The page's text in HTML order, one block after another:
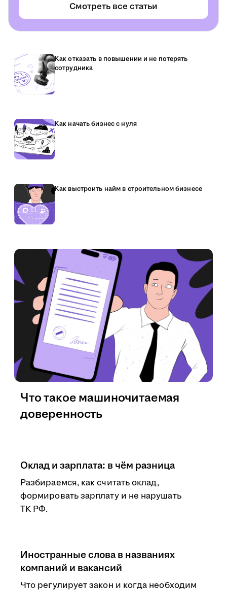
Смотреть все статьи
Как отказать в повышении и не потерять
сотрудника
Как начать бизнес с нуля
Как выстроить найм в строительном бизнесе
Оклад и зарплата: в чём разница
Разбираемся, как считать оклад,
формировать зарплату и не нарушать
ТК РФ.
Иностранные слова в названиях
компаний и вакансий
Что регулирует закон и когда необходим
Что такое машиночитаемая
доверенность